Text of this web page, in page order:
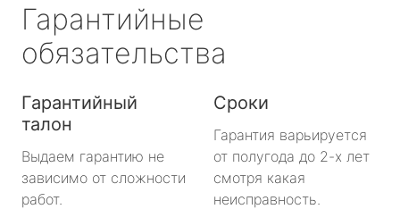
Гарантийные
обязательства
Гарантийный
талон
Выдаем гарантию не
зависимо от сложности
работ.
Сроки
Гарантия варьируется
от полугода до 2-х лет
смотря какая
неисправность.